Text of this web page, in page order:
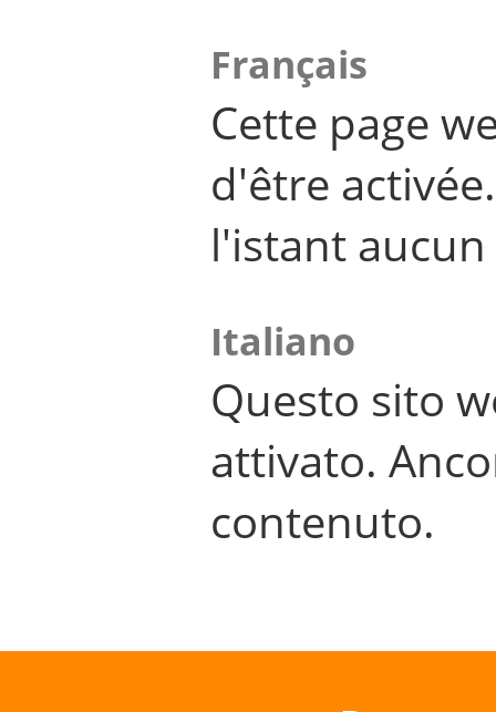
Français
Cette page
d'être
l'istant
Italiano
Questo sito
attivato.
contenuto.